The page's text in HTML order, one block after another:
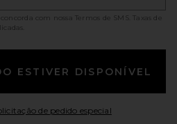
com nossa Termos de SMS
. Taxas de
ESTIVER DISPONÍVEL
de pedido especialOpens in a